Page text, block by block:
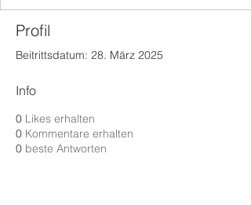
Profil
Beitrittsdatum: 28. März 2025
Info
0 Likes erhalten
0 Kommentare erhalten
0 beste Antworten